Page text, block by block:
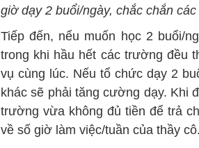
giờ dạy 2 buổi/ngày, chắc chắn
Tiếp đến, nếu muốn học 2 buổi/
trong khi hầu hết các trường đều
vụ cùng lúc. Nếu tổ chức dạy 2
khác sẽ phải tăng cường dạy. Khi
trường vừa không đủ tiền để trả
về số giờ làm việc/tuần của thầy cô.